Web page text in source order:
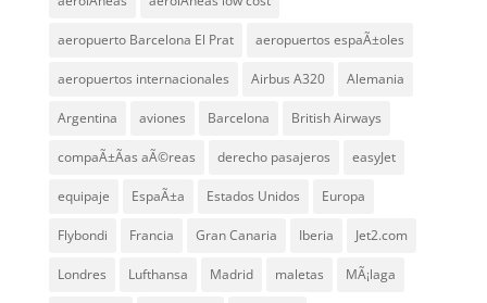
aeropuerto Barcelona El Prat aeropuertos espaÃ±oles
aeropuertos internacionales Airbus A320 Alemania
Argentina aviones Barcelona British Airways
compaÃ±Ã­as aÃ©reas derecho pasajeros easyJet
equipaje EspaÃ±a Estados Unidos Europa
Flybondi Francia Gran Canaria Iberia Jet2.com
Londres Lufthansa Madrid maletas MÃ¡laga